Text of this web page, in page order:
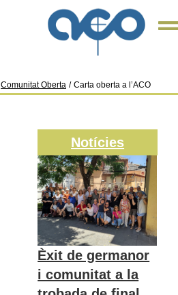
Comunitat Oberta / Carta oberta a l’ACO
Notícies
Èxit de germanor
i comunitat a la